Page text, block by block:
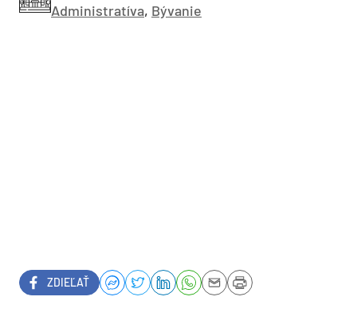
Administratíva, Bývanie
ZDIEĽAŤ